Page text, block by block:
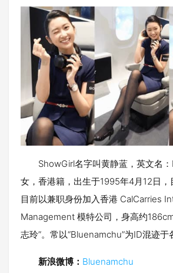
ShowGirl名字叫黄静蓝，英文名
女，香港籍，出生于1995年4月12日，
目前以兼职身份加入香港 CalCarries
Management 模特公司，身高约
志玲”。常以“Bluenamchu”为ID混迹于
新浪微博： Bluenamchu